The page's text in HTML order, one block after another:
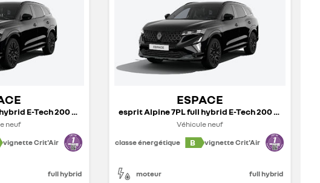
esprit Alpine 7PL full hybrid E-Tech 200 ch - 26
neuf
vignette Crit'Air
full hybrid
ESPACE
esprit Alpine 7PL full hybrid E-Tech 200 ch - 26
Véhicule neuf
classe énergétique
B vignette Crit'Air
moteur full hybrid